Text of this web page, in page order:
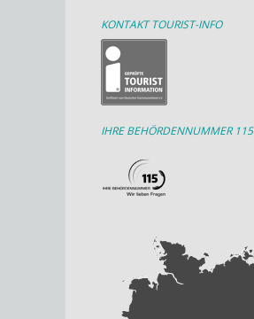
KONTAKT TOURIST-INFO
IHRE BEHÖRDENNUMMER 115